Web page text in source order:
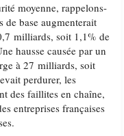
moyenne, rappelons-
de base augmenterait
milliards, soit 1,1% de
hausse causée par un
à 27 milliards, soit
perdurer, les
des faillites en chaîne,
entreprises françaises